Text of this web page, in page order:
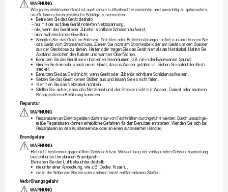
WARNUNG
Wie jedeselektrische Gerätist auchdieser Luftbefeuchtervorsichtig und umsichtigzu gebrauchen,
umGefahrendurchelektrischeSchlägezuvermeiden.
•
Betreiben Sie das Gerät deshalb
– nur mit der auf dem Gerät notierten Netzspannung,
– nie, wenn das Gerät oder Zubehör sichtbare Schäden aufweist,
– nicht während eines Gewitters.
•
SchaltenSie dasGerätim Fallevon Defektenoder Betriebsstörungensofort ausund trennenSie
das Gerät vomStromanschluss. ZiehenSie nicht amStromkabeloder am Gerät umden Stecker
aus der Steckdose zu ziehen. Halten oder tragen Sie das Gerät niemals am Netzkabel. Halten Sie
Abstand zwischen den Kabeln und warmen Oberflächen.
•
Benutzen Sie das Gerät nur in trockenen Innenräumen (z.B. nie in der Badewanne, Sauna).
• Greifen Sie keinesfalls nach einem Gerät, das ins Wasser gefallen ist. Ziehen Sie sofort den Netz-
stecker.
• Benutzen Sie das Gerät nicht, wenn Gerät oder Zubehör sichtbare Schäden aufweisen.
• Setzen Sie das Gerät keinen Stößen aus und lassen Sie es nicht fallen.
•
Klemmen Sie das Netzkabel nicht ein.
•
Stellen Sie sicher, dass das Netzkabel und der Stecker nicht mit Wasser, Dampf oder anderen
FlüssigkeiteninBerührung kommen.
Reparatur
WARNUNG
• ReparaturenanElektrogeräten dürfennurvonFachkräftendurchgeführt werden.Durch unsachge-
mäße Reparaturen können erhebliche Gefahren für den Benutzer entstehen. Wenden Sie sich bei
ReparaturenandenKundenserviceoderan einenautorisiertenHändler.
Brandgefahr
WARNUNG
Beinicht bestimmungsgemäßemGebrauch bzw. MissachtungdervorliegendenGebrauchsanleitung
besteht unter Umständen Brandgefahr!
Betreiben Sie den Luftbefeuchter deshalb
•
nie unter einer Abdeckung, wie z.B. Decke, Kissen, ...
•
nieinderNähevonBenzinoderanderenleichtentflammbarenStoffen.
Verbrühungsgefahr
WARNUNG